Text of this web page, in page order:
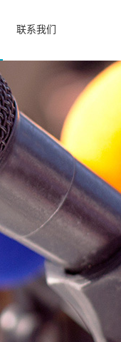
联系我们